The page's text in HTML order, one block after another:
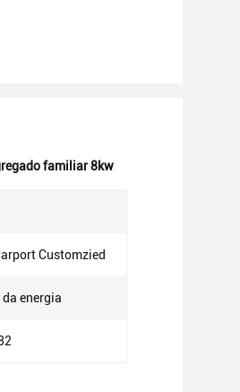
familiar 8kw
Customzied
energia